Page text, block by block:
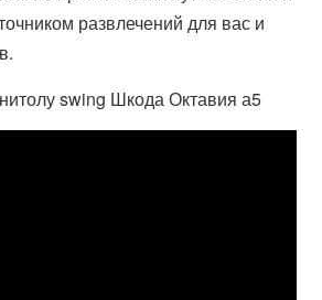
развлечений для вас и
swing Шкода Октавия а5